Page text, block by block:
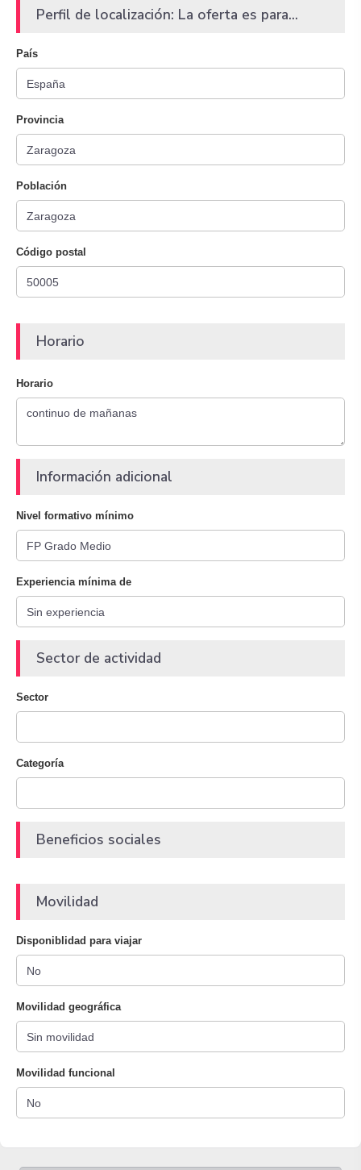
Perfil de localización: La oferta es para...
País
Provincia
Población
Código postal
Horario
Horario
Información adicional
Nivel formativo mínimo
Experiencia mínima de
Sector de actividad
Sector
Categoría
Beneficios sociales
Movilidad
Disponiblidad para viajar
Movilidad geográfica
Movilidad funcional